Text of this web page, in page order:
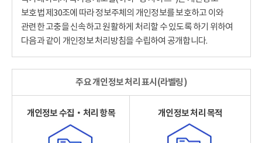
보호법 제30조에 따라 정보주체의 개인정보를 보호하고 이와
관련한 고충을 신속하고 원활하게 처리할 수 있도록 하기 위하여
다음과 같이 개인정보 처리방침을 수립하여 공개합니다.
주요 개인정보 처리 표시(라벨링)
개인정보 수집‧처리 항목 개인정보 처리 목적